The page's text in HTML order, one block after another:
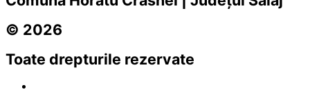
© 2026
Toate drepturile rezervate